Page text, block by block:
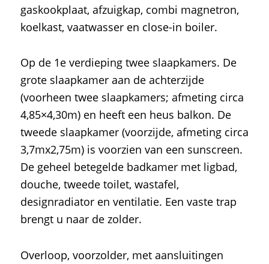
gaskookplaat, afzuigkap, combi magnetron,
koelkast, vaatwasser en close-in boiler.
Op de 1e verdieping twee slaapkamers. De
grote slaapkamer aan de achterzijde
(voorheen twee slaapkamers; afmeting circa
4,85×4,30m) en heeft een heus balkon. De
tweede slaapkamer (voorzijde, afmeting circa
3,7mx2,75m) is voorzien van een sunscreen.
De geheel betegelde badkamer met ligbad,
douche, tweede toilet, wastafel,
designradiator en ventilatie. Een vaste trap
brengt u naar de zolder.
Overloop, voorzolder, met aansluitingen